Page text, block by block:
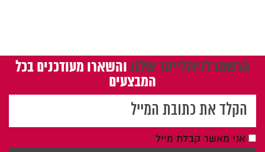
הרשמו לניוזלייטר שלנו והשארו מעודכנים בכל
המבצעים
אני מאשר קבלת מייל